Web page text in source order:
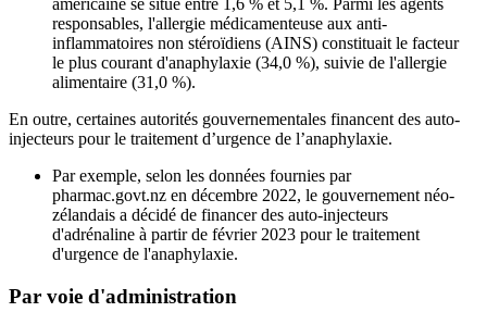
américaine se situe entre 1,6 % et 5,1 %. Parmi les agents
responsables, l'allergie médicamenteuse aux anti-
inflammatoires non stéroïdiens (AINS) constituait le facteur
le plus courant d'anaphylaxie (34,0 %), suivie de l'allergie
alimentaire (31,0 %).
En outre, certaines autorités gouvernementales financent des auto-
injecteurs pour le traitement d’urgence de l’anaphylaxie.
Par exemple, selon les données fournies par
pharmac.govt.nz en décembre 2022, le gouvernement néo-
zélandais a décidé de financer des auto-injecteurs
d'adrénaline à partir de février 2023 pour le traitement
d'urgence de l'anaphylaxie.
Par voie d'administration